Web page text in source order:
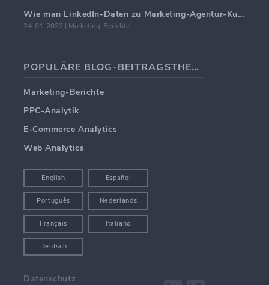
Wie man LinkedIn-Daten zu Marketing-Agentur-Kundenberichten hinzufügt
24-01-2022 | Marketing-Berichte
POPULÄRE BLOG-BEITRAGSTHEMEN
Marketing-Berichte
PPC-Analytik
E-Commerce Analytics
Web Analytics
English Español
Português Nederlands
Français Italiano
Deutsch
Datenschutz